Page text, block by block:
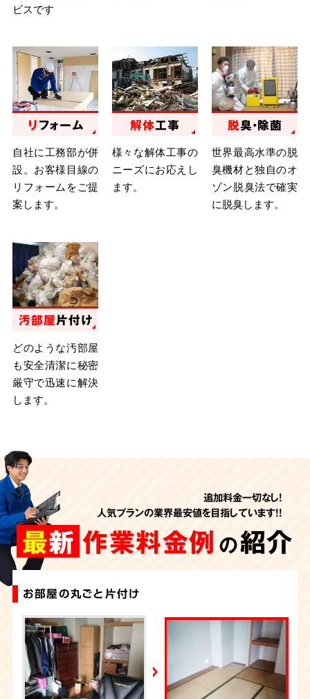
ビスです
リフォーム
自社に工務部が併
設。お客様目線の
リフォームをご提
案します。
解体工事
様々な解体工事の
ニーズにお応えし
ます。
脱臭・除菌
世界最高水準の脱
臭機材と独自のオ
ゾン脱臭法で確実
に脱臭します。
汚部屋片付け
どのような汚部屋
も安全清潔に秘密
厳守で迅速に解決
します。
追加料金一切なし!
人気プランの業界最安値を目指しています!!
最新 作業料金例の紹介
お部屋の丸ごと片付け
不動産売却に伴う不用品回収（お部屋の片づけ）
生前整理・引っ越し
不用品回収